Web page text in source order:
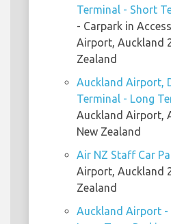
Terminal - Short
- Carpark in
Airport, Auckland
Zealand
Auckland Airport,
Terminal - Long
Auckland Airport,
New Zealand
Air NZ Staff Car
Airport, Auckland
Zealand
Auckland Airport